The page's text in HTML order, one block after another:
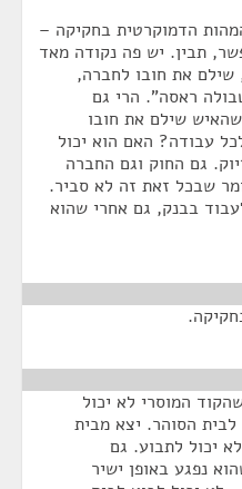
הדמוקרטית בחקיקה –
תבין. יש פה נקודה מאד
את חובו לחברה,
ראסה". הרי גם
שהאיש שילם את חובו
עבודה? האם הוא יכול
גם החוק וגם החברה
שבכל זאת זה לא סביר.
בבנק, גם אחרי שהוא
המוסרי לא יכול
הסוהר. יצא מבית
יכול לתבוע. גם
נפגע באופן ישיר